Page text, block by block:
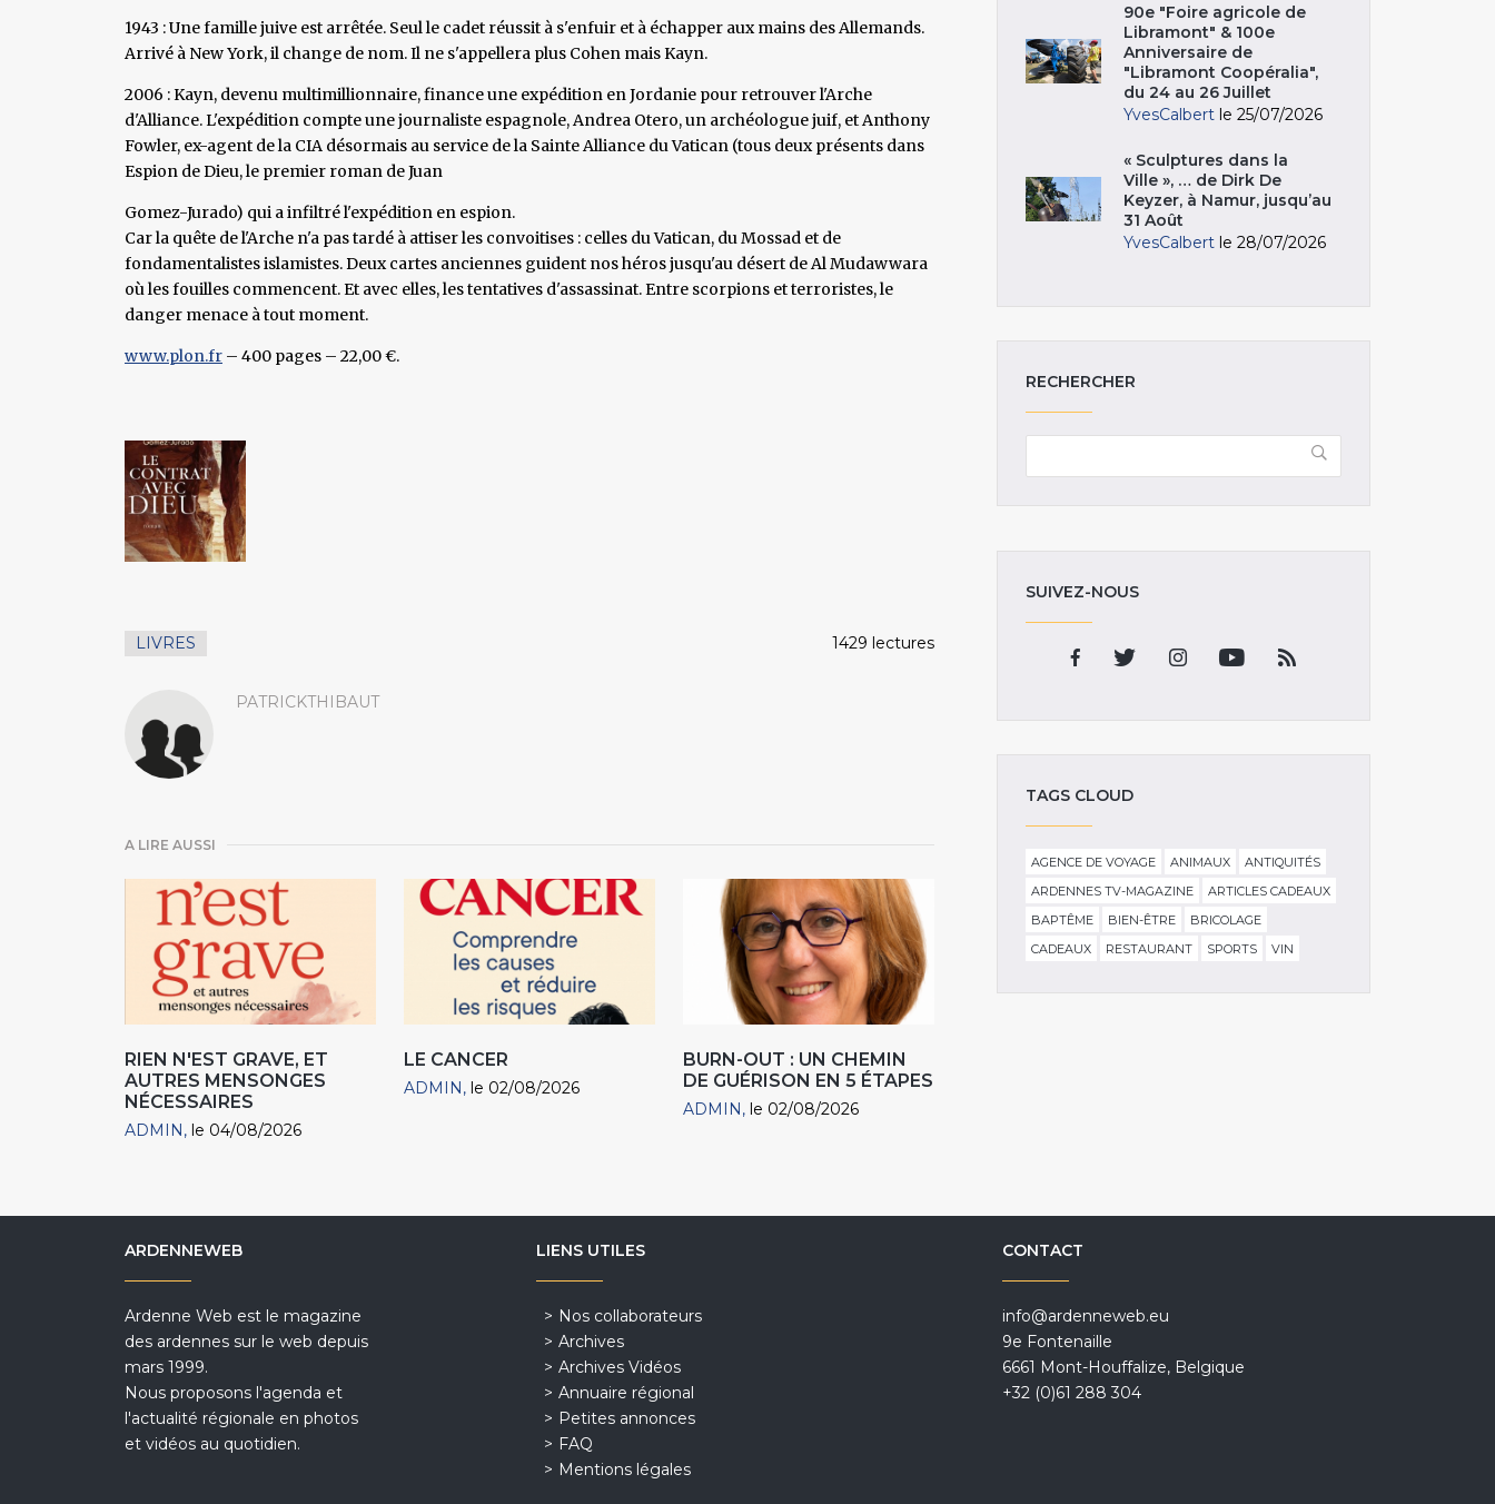
1943 : Une famille juive est arrêtée. Seul le cadet réussit à s'enfuir et à échapper aux mains des Allemands.
Arrivé à New York, il change de nom. Il ne s'appellera plus Cohen mais Kayn.
2006 : Kayn, devenu multimillionnaire, finance une expédition en Jordanie pour retrouver l'Arche
d'Alliance. L'expédition compte une journaliste espagnole, Andrea Otero, un archéologue juif, et Anthony
Fowler, ex-agent de la CIA désormais au service de la Sainte Alliance du Vatican (tous deux présents dans
Espion de Dieu, le premier roman de Juan
Gomez-Jurado) qui a infiltré l'expédition en espion.
Car la quête de l'Arche n'a pas tardé à attiser les convoitises : celles du Vatican, du Mossad et de
fondamentalistes islamistes. Deux cartes anciennes guident nos héros jusqu'au désert de Al Mudawwara
où les fouilles commencent. Et avec elles, les tentatives d'assassinat. Entre scorpions et terroristes, le
danger menace à tout moment.
www.plon.fr – 400 pages – 22,00 €.
LIVRES 1429 lectures
PATRICKTHIBAUT
A LIRE AUSSI
RIEN N'EST GRAVE, ET
AUTRES MENSONGES
NÉCESSAIRES
ADMIN le 04/08/2026
LE CANCER
ADMIN le 02/08/2026
BURN-OUT : UN CHEMIN
DE GUÉRISON EN 5 ÉTAPES
ADMIN le 02/08/2026
90e "Foire agricole de
Libramont" & 100e
Anniversaire de
"Libramont Coopéralia",
du 24 au 26 Juillet
YvesCalbert le 25/07/2026
« Sculptures dans la
Ville », … de Dirk De
Keyzer, à Namur, jusqu’au
31 Août
YvesCalbert le 28/07/2026
RECHERCHER
SUIVEZ-NOUS
TAGS CLOUD
AGENCE DE VOYAGE ANIMAUX
ANTIQUITÉS
ARDENNES TV-MAGAZINE
ARTICLES CADEAUX
BAPTÊME
BIEN-ÊTRE
BRICOLAGE
CADEAUX
RESTAURANT SPORTS VIN
ARDENNEWEB
Ardenne Web est le magazine
des ardennes sur le web depuis
mars 1999.
Nous proposons l'agenda et
l'actualité régionale en photos
et vidéos au quotidien.
LIENS UTILES
Nos collaborateurs
Archives
Archives Vidéos
Annuaire régional
Petites annonces
FAQ
Mentions légales
CONTACT
info@ardenneweb.eu
9e Fontenaille
6661 Mont-Houffalize, Belgique
+32 (0)61 288 304